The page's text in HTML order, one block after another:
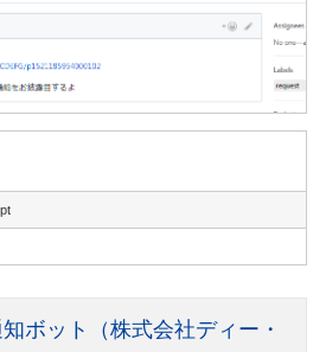
ボット
（株式会社ディー・